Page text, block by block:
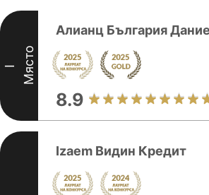
I Място
Алианц България
8.9
Izaem Видин Кредит